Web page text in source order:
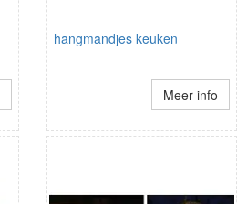
hangmandjes keuken
Meer info